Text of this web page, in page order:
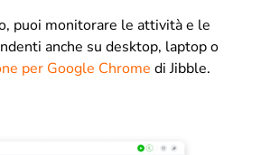
puoi monitorare le attività e le
anche su desktop, laptop o
per Google Chrome di Jibble.